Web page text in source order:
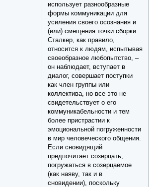
использует разнообразные
формы коммуникации для
усиления своего осознания и
(или) смещения точки сборки.
Сталкер, как правило,
относится к людям, испытывая
своеобразное любопытство, –
он наблюдает, вступает в
диалог, совершает поступки
как член группы или
коллектива, но все это не
свидетельствует о его
коммуникабельности и тем
более пристрастии к
эмоциональной погруженности
в мир человеческого общения.
Если сновидящий
предпочитает созерцать,
погружаться в созерцаемое
(как наяву, так и в
сновидении), поскольку